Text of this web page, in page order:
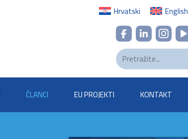
Hrvatski English
ČLANCI EU PROJEKTI KONTAKT